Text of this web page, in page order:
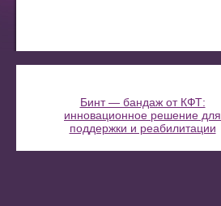
Бинт — бандаж от КФТ:
инновационное решение для
поддержки и реабилитации